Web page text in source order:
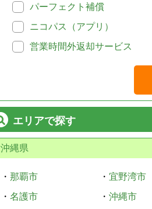
パーフェクト補償
ニコパス（アプリ）
営業時間外返却サービス
エリアで探す
沖縄県
・ 那覇市 ・ 宜野湾市
・ 名護市 ・ 沖縄市